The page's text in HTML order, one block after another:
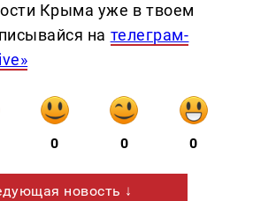
Крыма уже в твоем
на телеграм-
0 0 0
новость ↓